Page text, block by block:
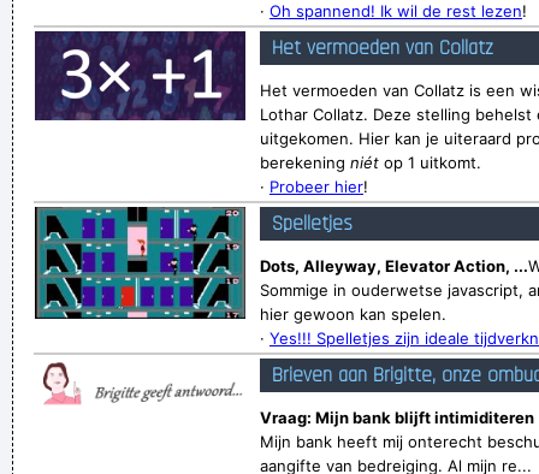
· Oh spannend! Ik wil de rest lezen!
Het vermoeden van Collatz
Het vermoeden van Collatz is een
Lothar Collatz. Deze stelling
uitgekomen. Hier kan je uiteraard
berekening niét op 1 uitkomt.
· Probeer hier!
Spelletjes
Dots, Alleyway, Elevator Action, ...
Sommige in ouderwetse javascript,
hier gewoon kan spelen.
· Yes!!! Spelletjes zijn ideale
Brieven aan Brigitte, onze
Vraag: Mijn bank blijft intimiditeren
Mijn bank heeft mij onterecht
aangifte van bedreiging. Al mijn re...